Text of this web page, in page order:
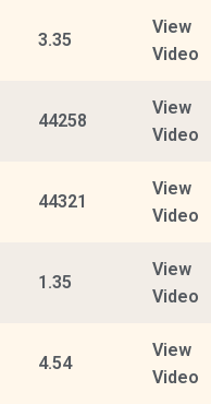
3.35
View
Video
44258
View
Video
44321
View
Video
1.35
View
Video
4.54
View
Video